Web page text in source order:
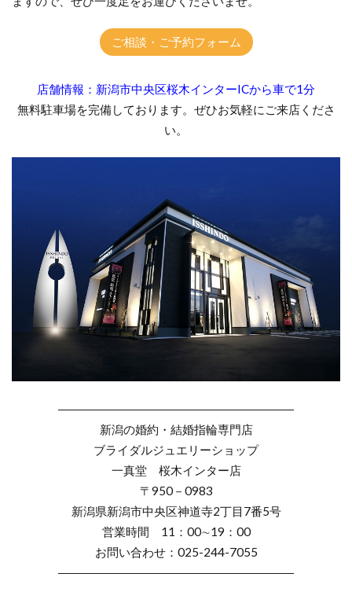
ご相談・ご予約フォーム
店舗情報：新潟市中央区桜木インターICから車で1分
無料駐車場を完備しております。ぜひお気軽にご来店くださ
い。
――――――――――――――――――――
新潟の婚約・結婚指輪専門店
ブライダルジュエリーショップ
一真堂 桜木インター店
〒950－0983
新潟県新潟市中央区神道寺2丁目7番5号
営業時間 11：00∼19：00
お問い合わせ：025-244-7055
――――――――――――――――――――